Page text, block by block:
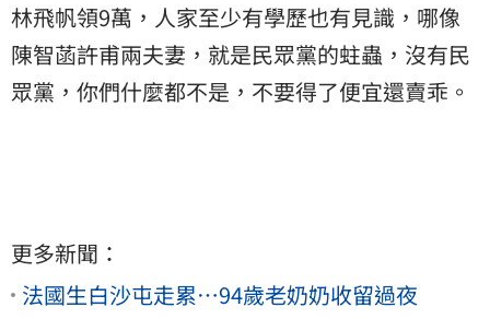
林飛帆領9萬，人家至少有學歷也有見識，哪像
陳智菡許甫兩夫妻，就是民眾黨的蛀蟲，沒有民
眾黨，你們什麼都不是，不要得了便宜還賣乖。
更多新聞：
法國生白沙屯走累…94歲老奶奶收留過夜